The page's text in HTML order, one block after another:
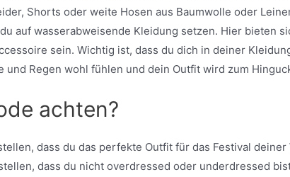
Shorts oder weite Hosen aus Baumwolle oder
auf wasserabweisende Kleidung setzen. Hier bieten
sein. Wichtig ist, dass du dich in deiner
Regen wohl fühlen und dein Outfit wird zum
achten?
dass du das perfekte Outfit für das Festival deiner
dass du nicht overdressed oder underdressed